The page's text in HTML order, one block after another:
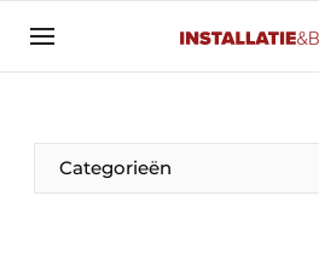
Aanmelden
Banner overzicht
BedrijvenAanmelden
Bedankt
Categorieën